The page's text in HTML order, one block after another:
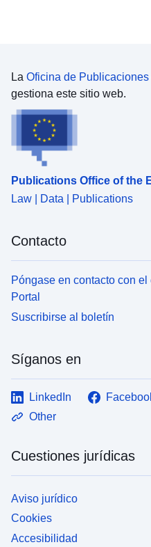
La Oficina de
gestiona este sitio web.
Publications Office of the
Law | Data | Publications
Contacto
Póngase en contacto con
Portal
Suscribirse al boletín
Síganos en
LinkedIn
Other
Cuestiones jurídicas
Aviso jurídico
Cookies
Accesibilidad